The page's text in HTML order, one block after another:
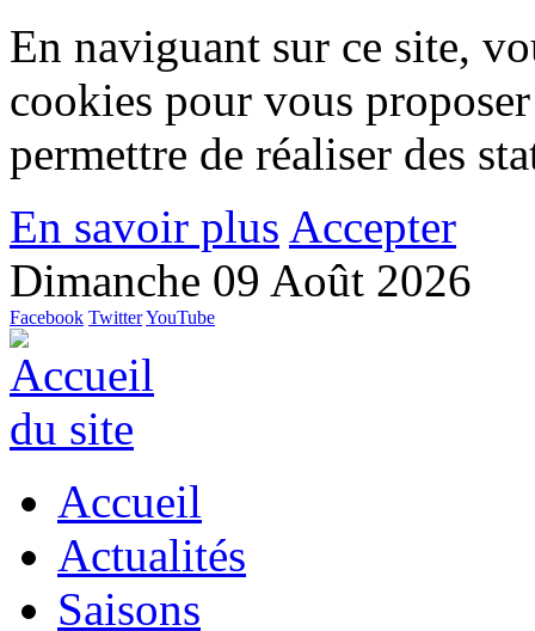
En naviguant sur ce site,
cookies pour vous
permettre de réaliser des
En savoir plus Accepter
Dimanche 09 Août 2026
Facebook TwitterYouTube
Accueil
Actualités
Saisons